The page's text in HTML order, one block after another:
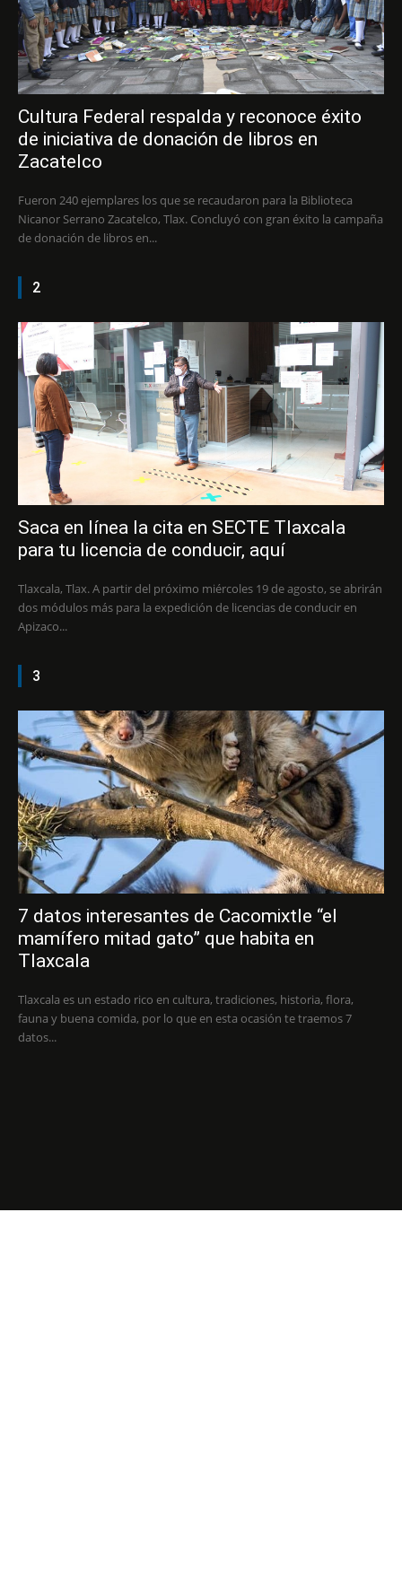
Cultura Federal respalda y reconoce éxito
de iniciativa de donación de libros en
Zacatelco
Fueron 240 ejemplares los que se recaudaron para la Biblioteca
Nicanor Serrano Zacatelco, Tlax. Concluyó con gran éxito la campaña
de donación de libros en...
2
Saca en línea la cita en SECTE Tlaxcala
para tu licencia de conducir, aquí
Tlaxcala, Tlax. A partir del próximo miércoles 19 de agosto, se abrirán
dos módulos más para la expedición de licencias de conducir en
Apizaco...
3
7 datos interesantes de Cacomixtle “el
mamífero mitad gato” que habita en
Tlaxcala
Tlaxcala es un estado rico en cultura, tradiciones, historia, flora,
fauna y buena comida, por lo que en esta ocasión te traemos 7
datos...